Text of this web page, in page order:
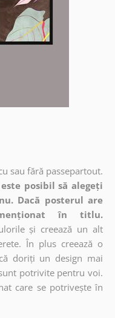
sau fără passepartout.
posibil să alegeți
Dacă posterul are
în titlu.
și creează un alt
În plus creează o
doriți un design mai
potrivite pentru voi.
care se potrivește în